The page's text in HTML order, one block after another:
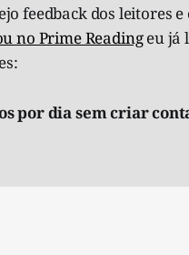
feedback dos leitores
no Prime Readingeu já
por dia sem criar